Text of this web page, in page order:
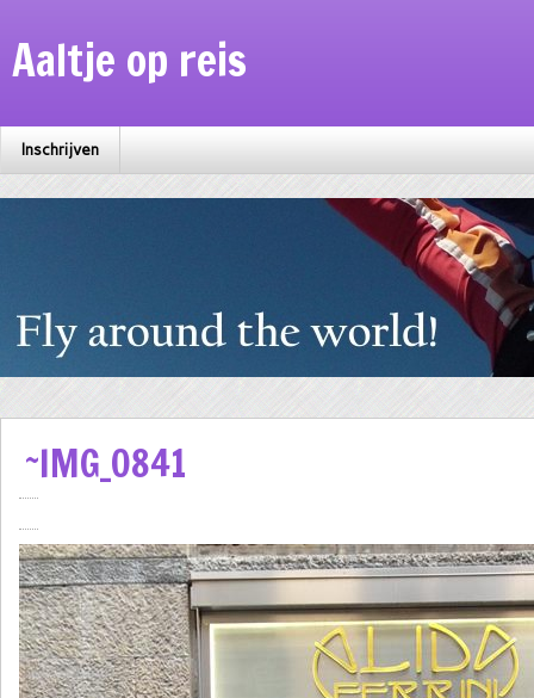
Aaltje op reis
Inschrijven
~IMG_0841